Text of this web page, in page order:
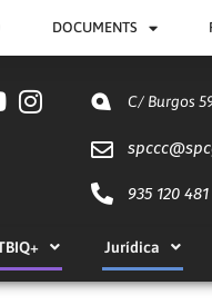
DOCUMENTS
C/ Burgos
spccc@
935 120 481
Jurídica